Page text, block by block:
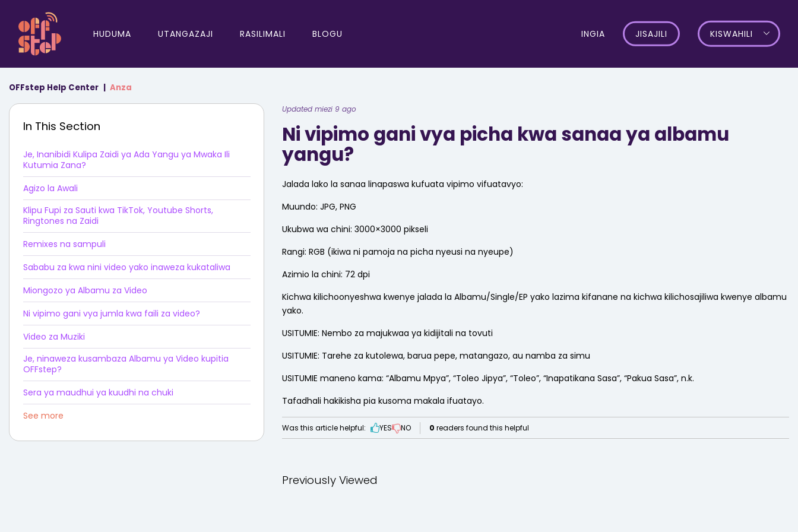
HUDUMA UTANGAZAJI RASILIMALI BLOGU INGIA JISAJILI KISWAHILI
OFFstep Help Center Anza
In This Section
Je, Inanibidi Kulipa Zaidi ya Ada Yangu ya Mwaka Ili
Kutumia Zana?
Agizo la Awali
Klipu Fupi za Sauti kwa TikTok, Youtube Shorts,
Ringtones na Zaidi
Remixes na sampuli
Sababu za kwa nini video yako inaweza kukataliwa
Miongozo ya Albamu za Video
Ni vipimo gani vya jumla kwa faili za video?
Video za Muziki
Je, ninaweza kusambaza Albamu ya Video kupitia
OFFstep?
Sera ya maudhui ya kuudhi na chuki
See more
Updated miezi 9 ago
Ni vipimo gani vya picha kwa sanaa ya albamu
yangu?
Jalada lako la sanaa linapaswa kufuata vipimo vifuatavyo:
Muundo: JPG, PNG
Ukubwa wa chini: 3000×3000 pikseli
Rangi: RGB (ikiwa ni pamoja na picha nyeusi na nyeupe)
Azimio la chini: 72 dpi
Kichwa kilichoonyeshwa kwenye jalada la Albamu/Single/EP yako lazima kifanane na kichwa kilichosajiliwa kwenye albamu
yako.
USITUMIE: Nembo za majukwaa ya kidijitali na tovuti
USITUMIE: Tarehe za kutolewa, barua pepe, matangazo, au namba za simu
USITUMIE maneno kama: “Albamu Mpya”, “Toleo Jipya”, “Toleo”, “Inapatikana Sasa”, “Pakua Sasa”, n.k.
Tafadhali hakikisha pia kusoma makala ifuatayo.
Was this article helpful: YES NO 0 readers found this helpful
Previously Viewed